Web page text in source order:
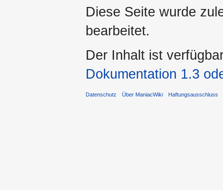
Diese Seite wurde
bearbeitet.
Der Inhalt ist
Dokumentation 1.3
Datenschutz Über ManiacWiki Haftungsausschluss